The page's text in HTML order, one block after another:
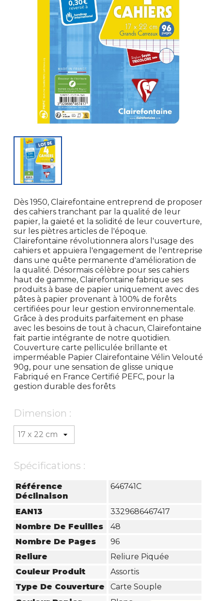
Dès 1950, Clairefontaine entreprend de proposer
des cahiers tranchant par la qualité de leur
papier, la gaieté et la solidité de leur couverture,
sur les piètres articles de l'époque.
Clairefontaine révolutionnera alors l'usage des
cahiers et appuiera l'engagement de l'entreprise
dans une quête permanente d'amélioration de
la qualité. Désormais célèbre pour ses cahiers
haut de gamme, Clairefontaine fabrique ses
produits à base de papier uniquement avec des
pâtes à papier provenant à 100% de forêts
certifiées pour leur gestion environnementale.
Grâce à des produits parfaitement en phase
avec les besoins de tout à chacun, Clairefontaine
fait partie intégrante de notre quotidien.
Couverture carte pelliculée brillante et
imperméable Papier Clairefontaine Vélin Velouté
90g, pour une sensation de glisse unique
Fabriqué en France Certifié PEFC, pour la
gestion durable des forêts
Dimension :
Spécifications :
Référence
Déclinaison
646741C
EAN13
3329686467417
Nombre De Feuilles
48
Nombre De Pages
96
Reliure
Reliure Piquée
Couleur Produit
Assortis
Type De Couverture
Carte Souple